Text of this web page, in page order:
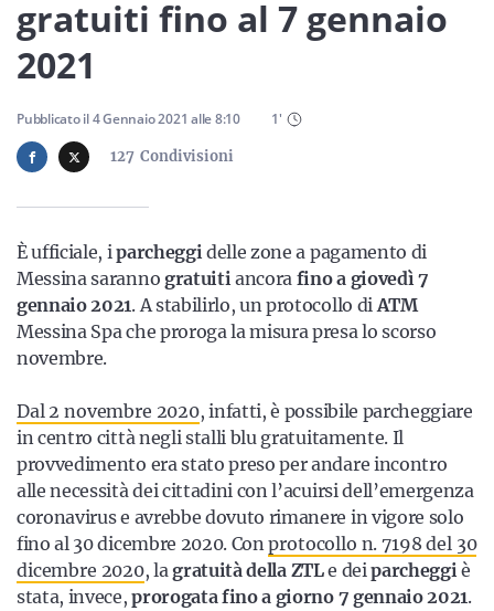
Servizi
Resta sempre aggiornato con le ultime news, iscriviti alla
nostra newsletter
Iscriviti
gratuiti fino al 7 gennaio
2021
127 Condivisioni
Pubblicato il4 Gennaio 2021 alle8:10 1'
È ufficiale, iparcheggidelle zone a pagamento di
Messina saranno gratuitiancora fino a giovedì 7
gennaio 2021. A stabilirlo, un protocollo diATM
Messina Spa che proroga la misura presa lo scorso
novembre.
Dal 2 novembre 2020, infatti, è possibile parcheggiare
in centro città negli stalli blu gratuitamente. Il
provvedimento era stato preso per andare incontro
alle necessità dei cittadini con l’acuirsi dell’emergenza
coronavirus e avrebbe dovuto rimanere in vigore solo
fino al 30 dicembre 2020. Conprotocollo n. 7198 del 30
dicembre 2020, lagratuità della ZTLe deiparcheggiè
stata, invece,prorogata fino a giorno 7 gennaio 2021.